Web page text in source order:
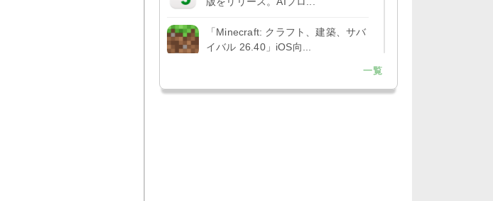
「Minecraft: クラフト、建築、サバ
イバル 26.40」iOS向...
ザ 151.0.7922....
一覧